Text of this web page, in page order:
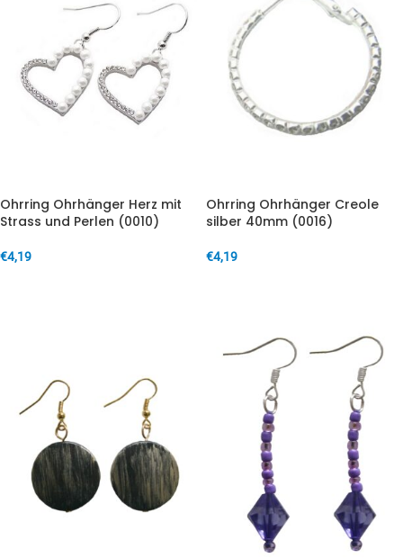
Ohrring Ohrhänger Herz mit
Strass und Perlen (0010)
€4,19
Ohrring Ohrhänger Creole
silber 40mm (0016)
€4,19